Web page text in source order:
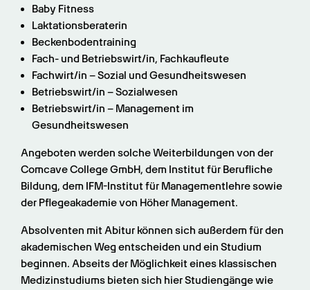
Baby Fitness
Laktationsberaterin
Beckenbodentraining
Fach- und Betriebswirt/in, Fachkaufleute
Fachwirt/in – Sozial und Gesundheitswesen
Betriebswirt/in – Sozialwesen
Betriebswirt/in – Management im
Gesundheitswesen
Angeboten werden solche Weiterbildungen von der
Comcave College GmbH, dem Institut für Berufliche
Bildung, dem IFM-Institut für Managementlehre sowie
der Pflegeakademie von Höher Management.
Absolventen mit Abitur können sich außerdem für den
akademischen Weg entscheiden und ein Studium
beginnen. Abseits der Möglichkeit eines klassischen
Medizinstudiums bieten sich hier Studiengänge wie